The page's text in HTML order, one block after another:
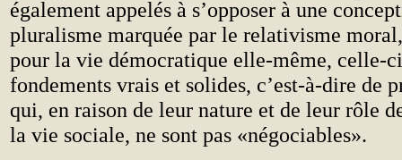
également appelés à s’opposer à une
pluralisme marquée par le relativisme
pour la vie démocratique elle-même, celle-
fondements vrais et solides, c’est-à-dire de
qui, en raison de leur nature et de leur rôle
la vie sociale, ne sont pas «négociables».